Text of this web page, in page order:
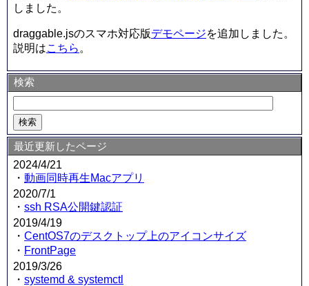
しました。
draggable.jsのスマホ対応版デモページを追加しました。
説明はこちら 。
検索
最近更新したページ
2024/4/21
・ 動画同時再生Macアプリ
2020/7/1
・ ssh RSA公開鍵認証
2019/4/19
・ CentOS7のデスクトップ上のアイコンサイズ
・ FrontPage
2019/3/26
・ systemd & systemctl